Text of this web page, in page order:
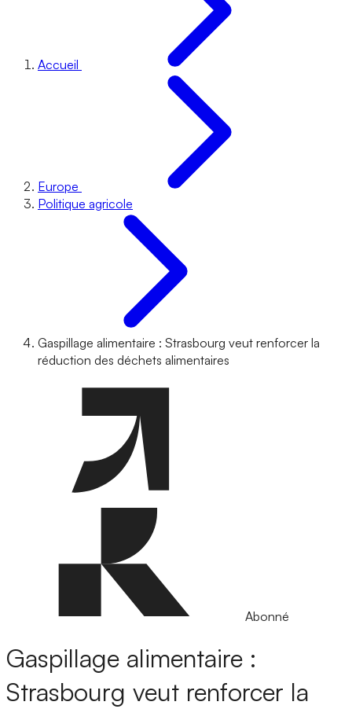
Accueil
Europe
Politique agricole
Gaspillage alimentaire : Strasbourg veut renforcer la
réduction des déchets alimentaires
Abonné
Gaspillage alimentaire :
Strasbourg veut renforcer la